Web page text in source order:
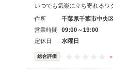
いつでも気楽に立ち寄れるワ
住所
千葉県千葉市中央
営業時間
09:00～19:00
定休日
水曜日
総合評価 -